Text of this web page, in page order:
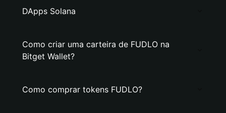
DApps Solana
Como criar uma carteira de FUDLO na
Bitget Wallet?
Como comprar tokens FUDLO?